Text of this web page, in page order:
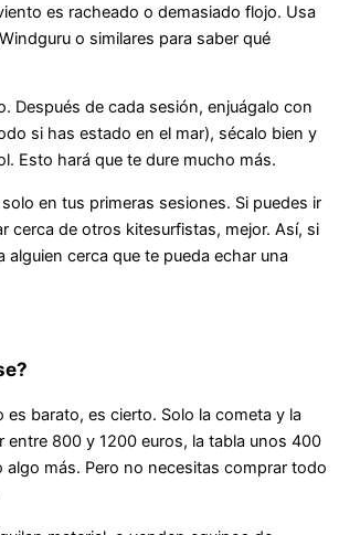
es racheado o demasiado flojo. Usa
o similares para saber qué
Después de cada sesión, enjuágalo con
si has estado en el mar), sécalo bien y
Esto hará que te dure mucho más.
en tus primeras sesiones. Si puedes ir
cerca de otros kitesurfistas, mejor. Así, si
alguien cerca que te pueda echar una
es barato, es cierto. Solo la cometa y la
entre 800 y 1200 euros, la tabla unos 400
algo más. Pero no necesitas comprar todo